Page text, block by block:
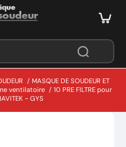
/ MASQUE DE SOUDEUR ET
ventilatoire / 10 PRE FILTRE pour
- GYS